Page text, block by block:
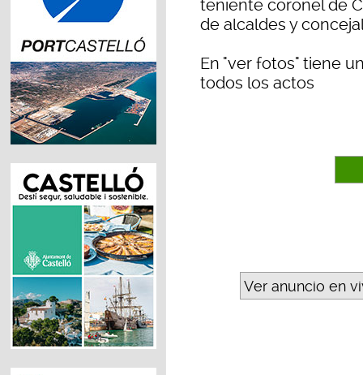
teniente coronel de
de alcaldes y
En "ver fotos" tiene
todos los actos
Ver anuncio en